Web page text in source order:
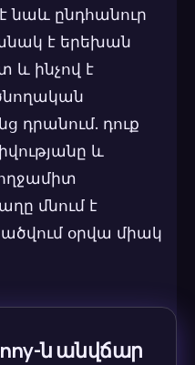
նաև ընդհանուր
է երեխան
և ինչով է
դրանում. դուք
և
մնում է
օրվա միակ
ն անվճար